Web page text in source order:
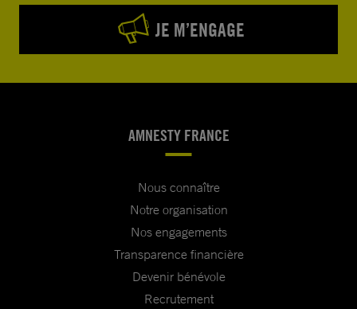
JE M’ENGAGE
AMNESTY FRANCE
Nous connaître
Notre organisation
Nos engagements
Transparence financière
Devenir bénévole
Recrutement